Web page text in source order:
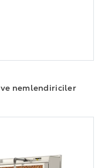
nemlendiriciler